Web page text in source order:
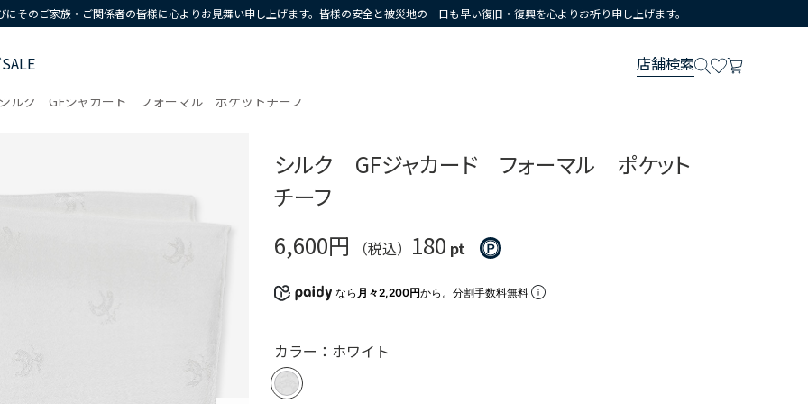
そのご家族・ご関係者の皆様に心よりお見舞い申し上げます。皆様の安全と被災地の一日も早い復旧・復興を心よりお祈り申し上げます。
SALE 店舗検索
ルク GFジャカード フォーマル ポケットチーフ
シルク GFジャカード フォーマル ポケット
チーフ
6,600円
（税込） 180 pt
なら 月々2,200円から。分割手数料無料
カラー：ホワイト